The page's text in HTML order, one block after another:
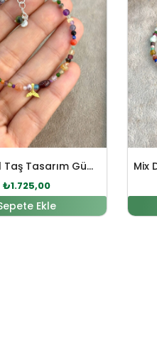
Mix Doğal Taş Tasarım Gümüş Bileklik
₺1.725,00
Ekle